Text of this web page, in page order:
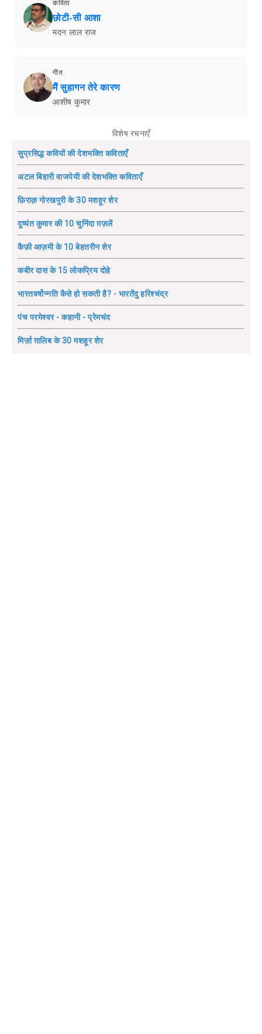
कविता
छोटी-सी आशा
मदन लाल राज
गीत
मैं सुहागन तेरे कारण
आशीष कुमार
विशेष रचनाएँ
सुप्रसिद्ध कवियों की देशभक्ति कविताएँ
अटल बिहारी वाजपेयी की देशभक्ति कविताएँ
फ़िराक़ गोरखपुरी के 30 मशहूर शेर
दुष्यंत कुमार की 10 चुनिंदा ग़ज़लें
कैफ़ी आज़मी के 10 बेहतरीन शेर
कबीर दास के 15 लोकप्रिय दोहे
भारतवर्षोन्नति कैसे हो सकती है? - भारतेंदु हरिश्चंद्र
पंच परमेश्वर - कहानी - प्रेमचंद
मिर्ज़ा ग़ालिब के 30 मशहूर शेर